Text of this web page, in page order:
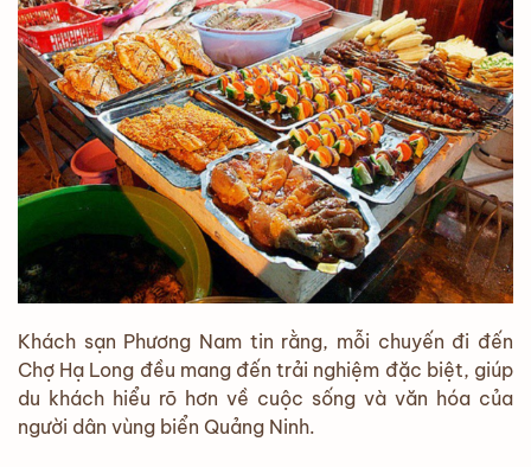
Khách sạn Phương Nam tin rằng, mỗi chuyến đi đến
Chợ Hạ Long đều mang đến trải nghiệm đặc biệt, giúp
du khách hiểu rõ hơn về cuộc sống và văn hóa của
người dân vùng biển Quảng Ninh.